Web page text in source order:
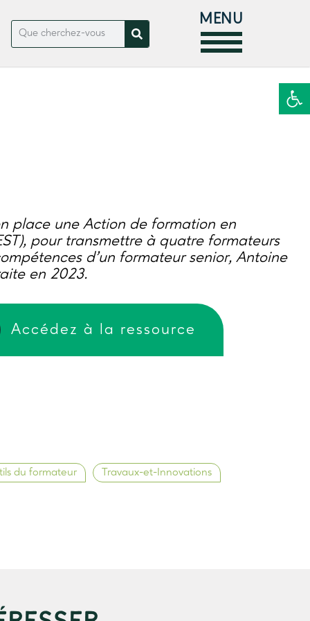
Ouvrir
MENU
place une Action de formation en
pour transmettre à quatre formateurs
d’un formateur senior, Antoine
en 2023.
Accédez à la ressource
du formateur Travaux-et-Innovations